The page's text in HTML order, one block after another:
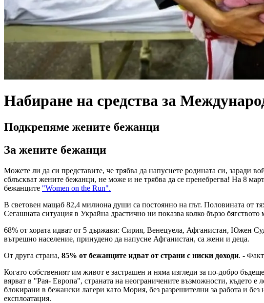
Набиране на средства за
Подкрепяме жените бежанци
За жените бежанци
Можете ли да си представите, че трябва да напуснете родината си, заради
сблъскват жените бежанци, не може и не трябва да се пренебрегва! На 8
бежанците "Women on the Run".
В световен мащаб 82,4 милиона души са постоянно на път. Половината от
Сегашната ситуация в Украйна драстично ни показва колко бързо
68% от хората идват от 5 държави: Сирия, Венецуела, Афганистан, Южен
вътрешно население, принудено да напусне Афганистан, са жени и деца.
От друга страна, 85% от бежанците идват от страни с ниски доходи. -
Когато собственият им живот е застрашен и няма изгледи за по-добро
вярват в "Рая- Европа", страната на неограничените възможности, където е
блокирани в бежански лагери като Мория, без разрешителни за работа и
експлоатация.